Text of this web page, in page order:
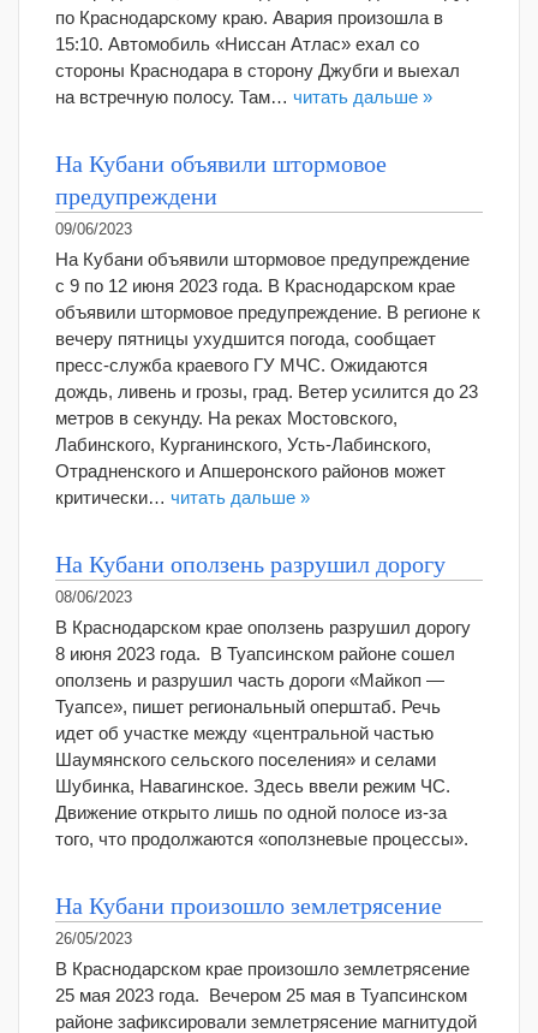
по Краснодарскому краю. Авария произошла в
15:10. Автомобиль «Ниссан Атлас» ехал со
стороны Краснодара в сторону Джубги и выехал
на встречную полосу. Там… читать дальше »
На Кубани объявили штормовое
предупреждени
09/06/2023
На Кубани объявили штормовое предупреждение
с 9 по 12 июня 2023 года. В Краснодарском крае
объявили штормовое предупреждение. В регионе к
вечеру пятницы ухудшится погода, сообщает
пресс-служба краевого ГУ МЧС. Ожидаются
дождь, ливень и грозы, град. Ветер усилится до 23
метров в секунду. На реках Мостовского,
Лабинского, Курганинского, Усть-Лабинского,
Отрадненского и Апшеронского районов может
критически… читать дальше »
На Кубани оползень разрушил дорогу
08/06/2023
В Краснодарском крае оползень разрушил дорогу
8 июня 2023 года. В Туапсинском районе сошел
оползень и разрушил часть дороги «Майкоп —
Туапсе», пишет региональный оперштаб. Речь
идет об участке между «центральной частью
Шаумянского сельского поселения» и селами
Шубинка, Навагинское. Здесь ввели режим ЧС.
Движение открыто лишь по одной полосе из-за
того, что продолжаются «оползневые процессы».
На Кубани произошло землетрясение
26/05/2023
В Краснодарском крае произошло землетрясение
25 мая 2023 года. Вечером 25 мая в Туапсинском
районе зафиксировали землетрясение магнитудой